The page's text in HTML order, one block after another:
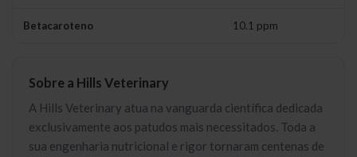
Betacaroteno 10.1 ppm
Sobre a Hills Veterinary
A Hills Veterinary atua na vanguarda científica dedicada
exclusivamente aos patudos mais necessitados. Toda a
sua engenharia nutricional e rigor tornaram centenas de